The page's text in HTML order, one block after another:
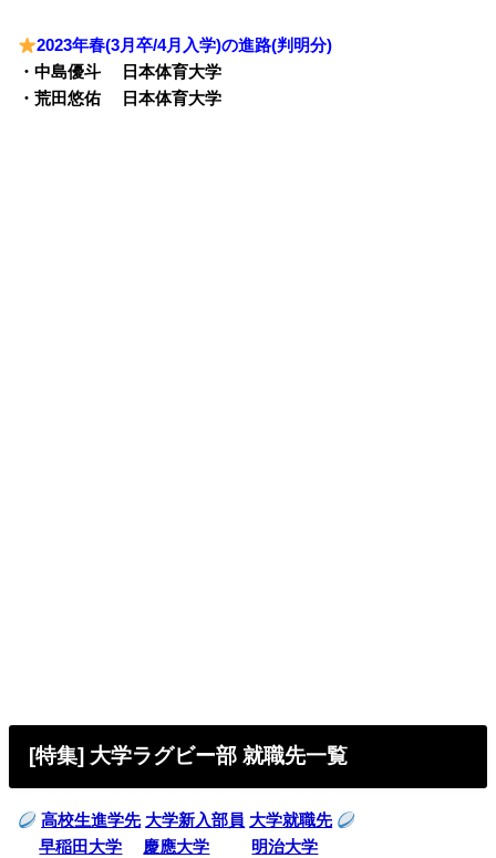
2023年春(3月卒/4月入学)の進路(判明分)
・中島優斗 日本体育大学
・荒田悠佑 日本体育大学
[特集] 大学ラグビー部 就職先一覧
高校生進学先 大学新入部員 大学就職先
早稲田大学
慶應大学
明治大学